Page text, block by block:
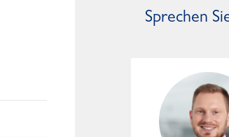
Sprechen